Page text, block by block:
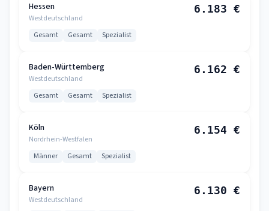
Hessen
Westdeutschland
6.183 €
Gesamt Gesamt Spezialist
Baden-Württemberg
Westdeutschland
6.162 €
Gesamt Gesamt Spezialist
Köln
Nordrhein-Westfalen
6.154 €
Männer Gesamt Spezialist
Bayern
Westdeutschland
6.130 €